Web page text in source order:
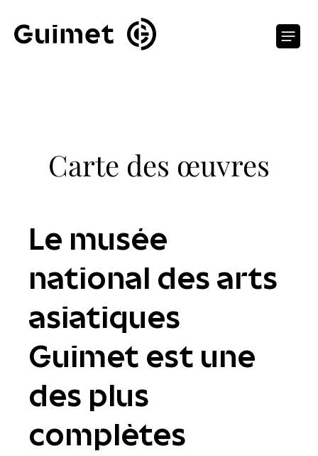
Carte des œuvres
Le musée
national des arts
asiatiques
Guimet est une
des plus
complètes